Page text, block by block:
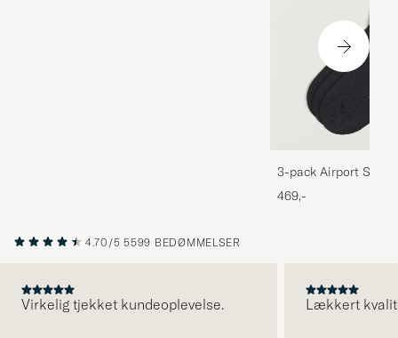
3-pack Airport
Melange
469,-
4.70/5 5599 BEDØMMELSER
Virkelig tjekket kundeoplevelse. Lækkert